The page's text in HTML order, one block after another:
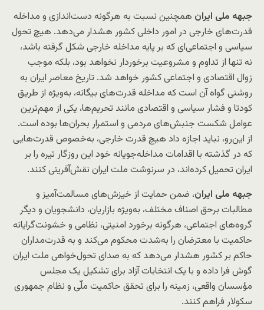
جبهه ملی ایران همچنین نسبت به هرگونه دست‌اندازی و مداخله
قدرت‌های خارجی در امور داخلی کشور هشدار می‌دهد. هیچ تحول
سیاسی و اجتماعی‌ای که بر پایه مداخله خارجی شکل گرفته باشد،
نه تنها از تداوم و مشروعیت برخوردار نخواهد بود، بلکه موجب
زوال اقتصادی و اجتماعی کشور خواهد شد. تاریخ معاصر ایران به‌
روشنی گواه آن است که مداخله قدرت‌های بیگانه، به‌ویژه از طریق
کودتا و فشار سیاسی و اقتصادی مانند تحریم‌ها، یکی از مهم‌ترین
عوامل شکست جنبش‌های مردمی و استمرار بحران‌ها بوده است.
از این‌رو، نباید اجازه داد هیچ قدرت خارجی، به‌خصوص قدرت‌هایی
که در گذشته با اقدامات مداخله‌جویانه خود این روزگار تیره را بر
ایران تحمیل کرده‌اند، در سرنوشت ملت ایران نقش‌آفرینی کنند.
جبهه ملی ایران، ضمن حمایت از خیزش‌های مسالمت‌آمیز و
مطالبات برحق اصناف مختلف، به‌ویژه بازاریان، دانشجویان و دیگر
گروه‌های اجتماعی، هرگونه برخورد امنیتی، نظامی و خشونت‌گرایانه
حاکمیت با معترضان را به‌شدت محکوم می‌کند و به قدرت‌مداران
حاکم بر کشور هشدار می‌دهد که به صدای تحول‌خواهی ملت ایران
گوش فرا داده و با یک انتخابات آزاد برای تشکیل یک مجلس
مؤسسان واقعی، زمینه را برای تحقق حاکمیت ملّی و نظام جمهوری
سکولار فراهم کنند.